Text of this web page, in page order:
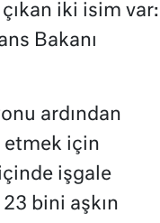
iki isim var:
Bakanı
ardından
etmek için
içinde işgale
bini aşkın